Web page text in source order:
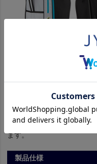
※パソコンやスマホによっ
ます。
製品仕様